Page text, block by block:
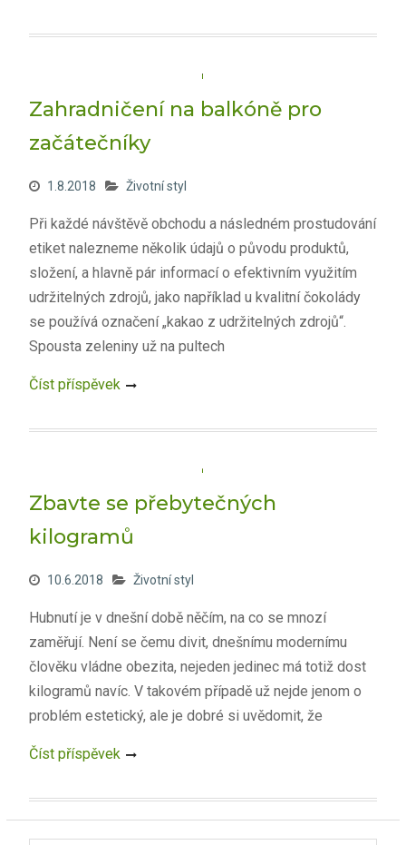
Zahradničení na balkóně pro
začátečníky
1.8.2018 Životní styl
Při každé návštěvě obchodu a následném prostudování
etiket nalezneme několik údajů o původu produktů,
složení, a hlavně pár informací o efektivním využitím
udržitelných zdrojů, jako například u kvalitní čokolády
se používá označení „kakao z udržitelných zdrojů“.
Spousta zeleniny už na pultech
Číst příspěvek
Zbavte se přebytečných
kilogramů
10.6.2018 Životní styl
Hubnutí je v dnešní době něčím, na co se mnozí
zaměřují. Není se čemu divit, dnešnímu modernímu
člověku vládne obezita, nejeden jedinec má totiž dost
kilogramů navíc. V takovém případě už nejde jenom o
problém estetický, ale je dobré si uvědomit, že
Číst příspěvek